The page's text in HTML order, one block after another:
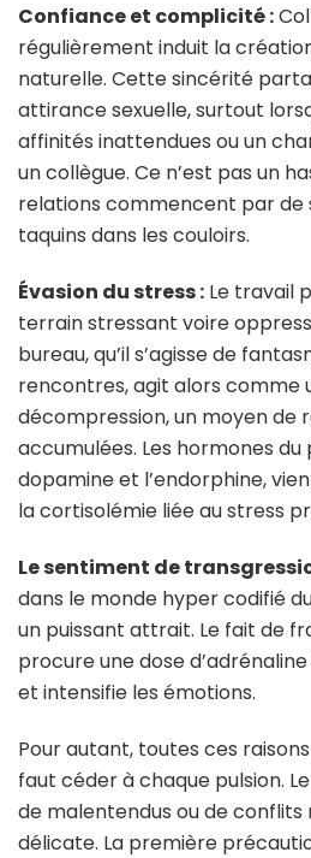
Confiance et complicité :
régulièrement induit la
naturelle. Cette sincérité
attirance sexuelle, surtout
affinités inattendues ou un
un collègue. Ce n’est pas un
relations commencent par de
taquins dans les couloirs.
Évasion du stress : Le travail
terrain stressant voire
bureau, qu’il s’agisse de
rencontres, agit alors comme
décompression, un moyen de
accumulées. Les hormones
dopamine et l’endorphine,
la cortisolémie liée au stress
Le sentiment de
dans le monde hyper codifié
un puissant attrait. Le fait de
procure une dose
et intensifie les émotions.
Pour autant, toutes ces
faut céder à chaque pulsion.
de malentendus ou de conflits
délicate. La première